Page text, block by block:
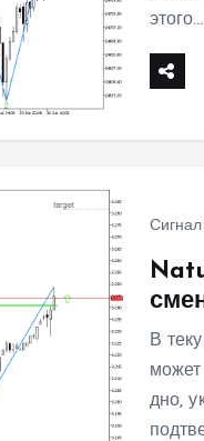
этого…
В
дно,